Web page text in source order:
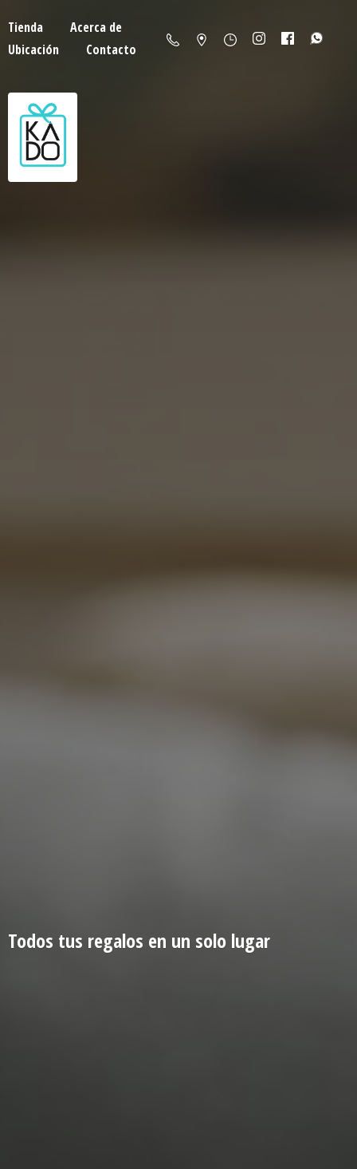
Tienda
Acerca de
Ubicación
Contacto
Todos tus regalos en un solo lugar